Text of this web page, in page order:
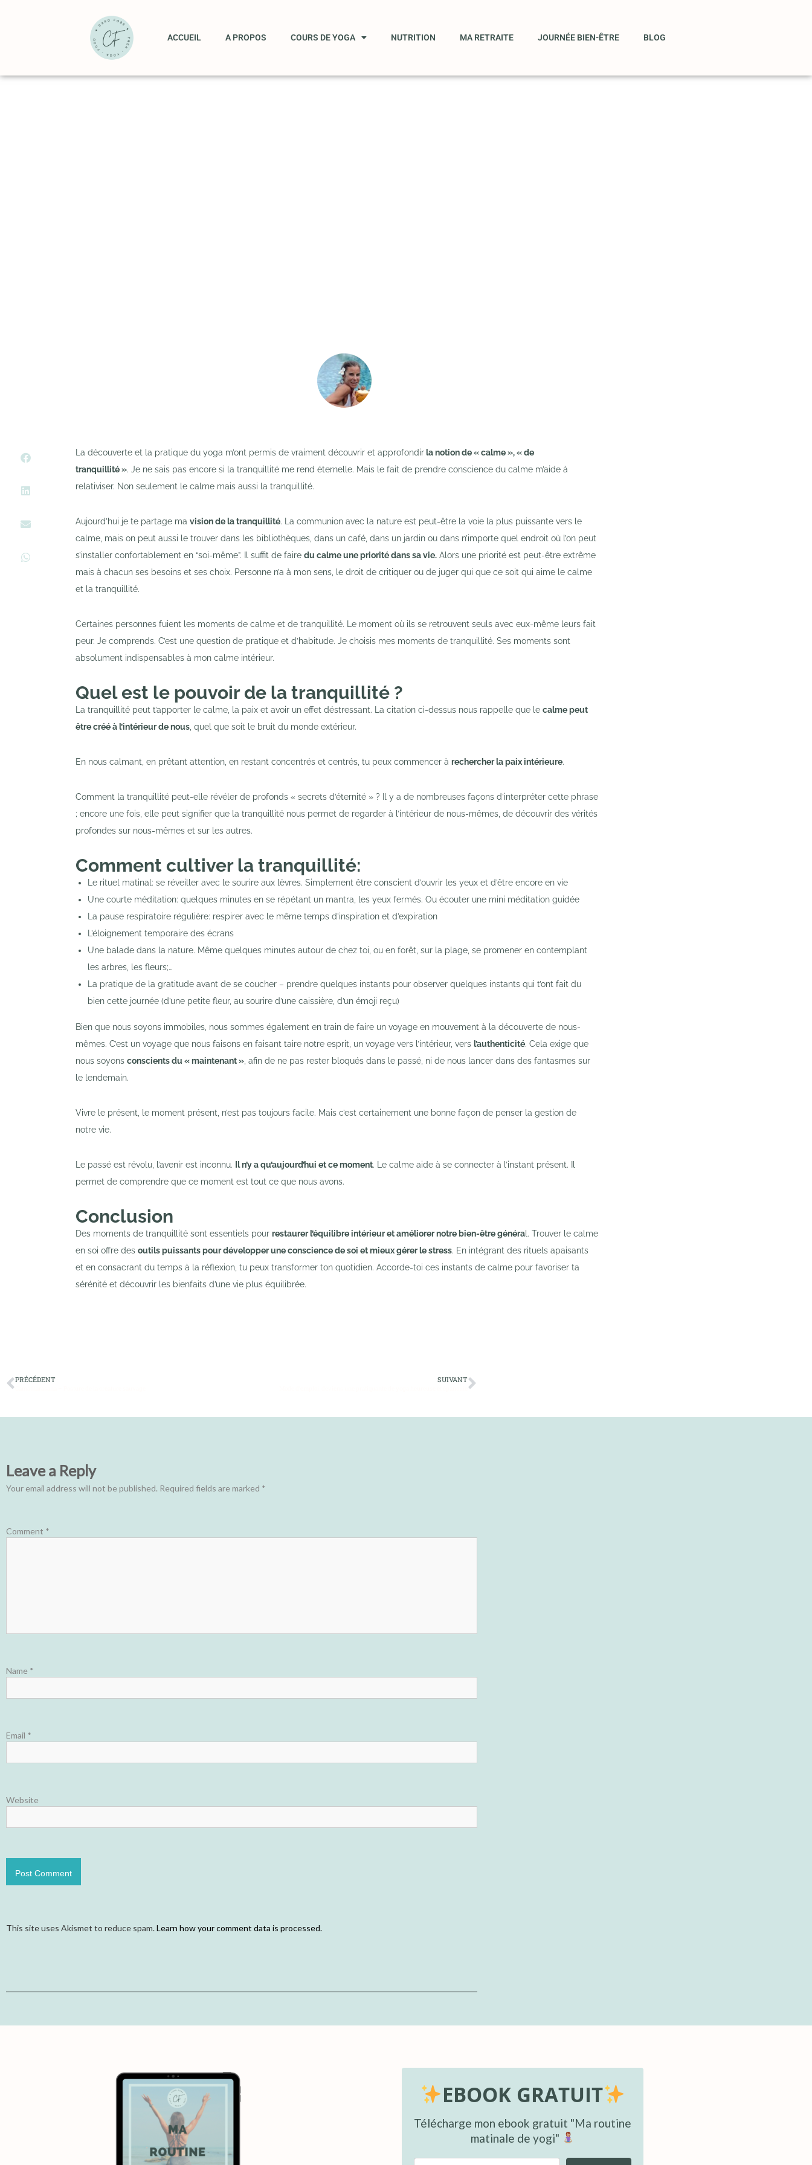
ACCUEIL A PROPOS COURS DE YOGA NUTRITION MA RETRAITE JOURNÉE BIEN-ÊTRE BLOG
La découverte et la pratique du yoga m’ont permis de vraiment découvrir et approfondirla notion de « calme », « de
tranquillité ». Je ne sais pas encore si la tranquillité me rend éternelle. Mais le fait de prendre conscience du calme m’aide à
relativiser. Non seulement le calme mais aussi la tranquillité.
Aujourd’hui je te partage ma vision de la tranquillité. La communion avec la nature est peut-être la voie la plus puissante vers le
calme, mais on peut aussi le trouver dans les bibliothèques, dans un café, dans un jardin ou dans n’importe quel endroit où l’on peut
s’installer confortablement en “soi-même”. Il suffit de faire du calme une priorité dans sa vie. Alors une priorité est peut-être extrême
mais à chacun ses besoins et ses choix. Personne n’a à mon sens, le droit de critiquer ou de juger qui que ce soit qui aime le calme
et la tranquillité.
Certaines personnes fuient les moments de calme et de tranquillité. Le moment où ils se retrouvent seuls avec eux-même leurs fait
peur. Je comprends. C’est une question de pratique et d’habitude. Je choisis mes moments de tranquillité. Ses moments sont
absolument indispensables à mon calme intérieur.
Quel est le pouvoir de la tranquillité ?
La tranquillité peut t’apporter le calme, la paix et avoir un effet déstressant. La citation ci-dessus nous rappelle que le calme peut
être créé à l’intérieur de nous , quel que soit le bruit du monde extérieur.
En nous calmant, en prêtant attention, en restant concentrés et centrés, tu peux commencer à rechercher la paix intérieure.
Comment la tranquillité peut-elle révéler de profonds « secrets d’éternité » ? Il y a de nombreuses façons d’interpréter cette phrase
; encore une fois, elle peut signifier que la tranquillité nous permet de regarder à l’intérieur de nous-mêmes, de découvrir des vérités
profondes sur nous-mêmes et sur les autres.
Comment cultiver la tranquillité:
Le rituel matinal: se réveiller avec le sourire aux lèvres. Simplement être conscient d’ouvrir les yeux et d’être encore en vie
Une courte méditation: quelques minutes en se répétant un mantra, les yeux fermés. Ou écouter une mini méditation guidée
La pause respiratoire régulière: respirer avec le même temps d’inspiration et d’expiration
L’éloignement temporaire des écrans
Une balade dans la nature. Même quelques minutes autour de chez toi, ou en forêt, sur la plage, se promener en contemplant
les arbres, les fleurs;…
La pratique de la gratitude avant de se coucher – prendre quelques instants pour observer quelques instants qui t’ont fait du
bien cette journée (d’une petite fleur, au sourire d’une caissière, d’un émoji reçu)
Bien que nous soyons immobiles, nous sommes également en train de faire un voyage en mouvement à la découverte de nous-
mêmes. C’est un voyage que nous faisons en faisant taire notre esprit, un voyage vers l’intérieur, vers l’authenticité. Cela exige que
nous soyons conscients du « maintenant » , afin de ne pas rester bloqués dans le passé, ni de nous lancer dans des fantasmes sur
le lendemain.
Vivre le présent, le moment présent, n’est pas toujours facile. Mais c’est certainement une bonne façon de penser la gestion de
notre vie.
Le passé est révolu, l’avenir est inconnu. Il n’y a qu’aujourd’hui et ce moment. Le calme aide à se connecter à l’instant présent. Il
permet de comprendre que ce moment est tout ce que nous avons.
Conclusion
Des moments de tranquillité sont essentiels pour restaurer l’équilibre intérieur et améliorer notre bien-être général. Trouver le calme
en soi offre des outils puissants pour développer une conscience de soi et mieux gérer le stress. En intégrant des rituels apaisants
et en consacrant du temps à la réflexion, tu peux transformer ton quotidien. Accorde-toi ces instants de calme pour favoriser ta
sérénité et découvrir les bienfaits d’une vie plus équilibrée.
PRÉCÉDENT SUIVANT
Leave a Reply
Your email address will not be published. Required fields are marked *
Comment *
Name *
Email *
Website
This site uses Akismet to reduce spam.Learn how your comment data is processed.
EBOOK GRATUIT
Télécharge mon ebook gratuit "Ma routine
matinale de yogi"